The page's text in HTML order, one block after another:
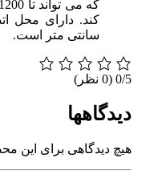
سانتی متر است.
0/5 (0 نظر)
دیدگاهها
هیچ دیدگاهی برای این